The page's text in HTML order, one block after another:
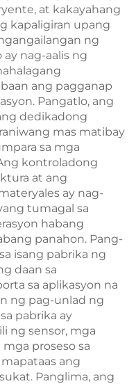
at kakayahang
kapaligiran upang
ng
nag-aalis ng
ang pagganap
Pangatlo, ang
dedikadong
mas matibay
sa mga
kontroladong
at ang
ay nag-
tumagal sa
habang
panahon. Pang-
isang pabrika ng
daan sa
sa aplikasyon na
ng pag-unlad ng
pabrika ay
ng sensor, mga
proseso sa
ang
Panglima, ang